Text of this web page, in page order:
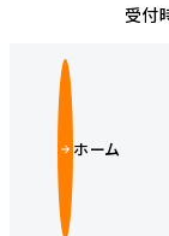
受付
ホーム